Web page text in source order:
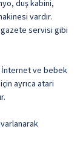
duş kabini,
vardır.
servisi gibi
İnternet ve bebek
ayrıca atari